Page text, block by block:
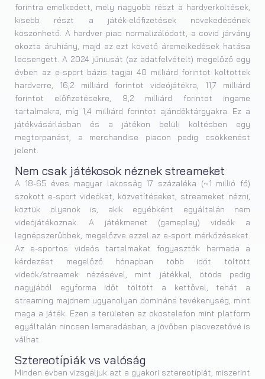
forintra emelkedett, mely nagyobb részt a hardverköltések,
kisebb részt a játék-előfizetések növekedésének
köszönhető. A hardver piac normalizálódott, a covid járvány
okozta áruhiány, majd az ezt követő áremelkedések hatása
lecsengett. A 2024 júniusát (az adatfelvételt) megelőző egy
évben az e-sport bázis tagjai 40 milliárd forintot költöttek
hardverre, 16,2 milliárd forintot videójátékra, 11,7 milliárd
forintot előfizetésekre, 9,2 milliárd forintot ingame
tartalmakra, míg 1,4 milliárd forintot ajándéktárgyakra. Ez a
játékvásárlásban és a játékon belüli költésben egy
megtorpanást, a merchandise piacon pedig csökkenést
jelent.
Nem csak játékosok néznek streameket
A 18-65 éves magyar lakosság 17 százaléka (~1 millió fő)
szokott e-sport videókat, közvetítéseket, streameket nézni,
köztük olyanok is, akik egyébként egyáltalán nem
videójátékoznak. A játékmenet (gameplay) videók a
legnépszerűbbek, megelőzve ezzel az e-sport mérkőzéseket.
Az e-sportos videós tartalmakat fogyasztók harmada a
kérdezést megelőző hónapban több időt töltött
videók/streamek nézésével, mint játékkal, ötöde pedig
nagyjából egyforma időt töltött a kettővel, tehát a
streaming majdnem ugyanolyan domináns tevékenység, mint
maga a játék. Ezen a területen az okostelefon mint platform
egyáltalán nincsen lemaradásban, a jövőben piacvezetővé is
válhat.
Sztereotípiák vs valóság
Minden évben vizsgáljuk azt a gyakori sztereotípiát, miszerint